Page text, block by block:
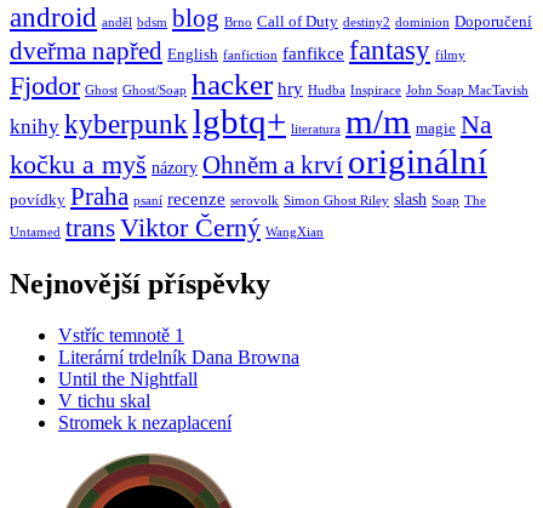
android anděl bdsm blog Brno Call of Duty destiny2 dominion Doporučení
dveřma napřed English fanfiction fanfikce fantasy filmy
Fjodor Ghost Ghost/Soap hacker hry Hudba Inspirace John Soap MacTavish
knihy kyberpunk lgbtq+ literatura m/m magie Na
kočku a myš názory Ohněm a krví originální
povídky Praha psaní recenze serovolk Simon Ghost Riley slash Soap The
Untamed transViktor Černý WangXian
Nejnovější příspěvky
Vstříc temnotě 1
Literární trdelník Dana Browna
Until the Nightfall
V tichu skal
Stromek k nezaplacení